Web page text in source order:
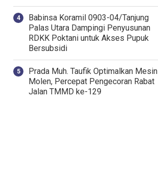
‎Babinsa Koramil 0903-04/Tanjung
Palas Utara Dampingi Penyusunan
RDKK Poktani untuk Akses Pupuk
Bersubsidi
Prada Muh. Taufik Optimalkan Mesin
Molen, Percepat Pengecoran Rabat
Jalan TMMD ke-129